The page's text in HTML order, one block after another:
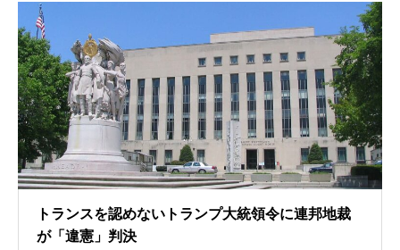
トランスを認めないトランプ大統領令に連邦地裁
が「違憲」判決